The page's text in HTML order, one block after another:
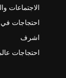
الاجتماعات
احتجاجات في
اشرف
احتجاجات